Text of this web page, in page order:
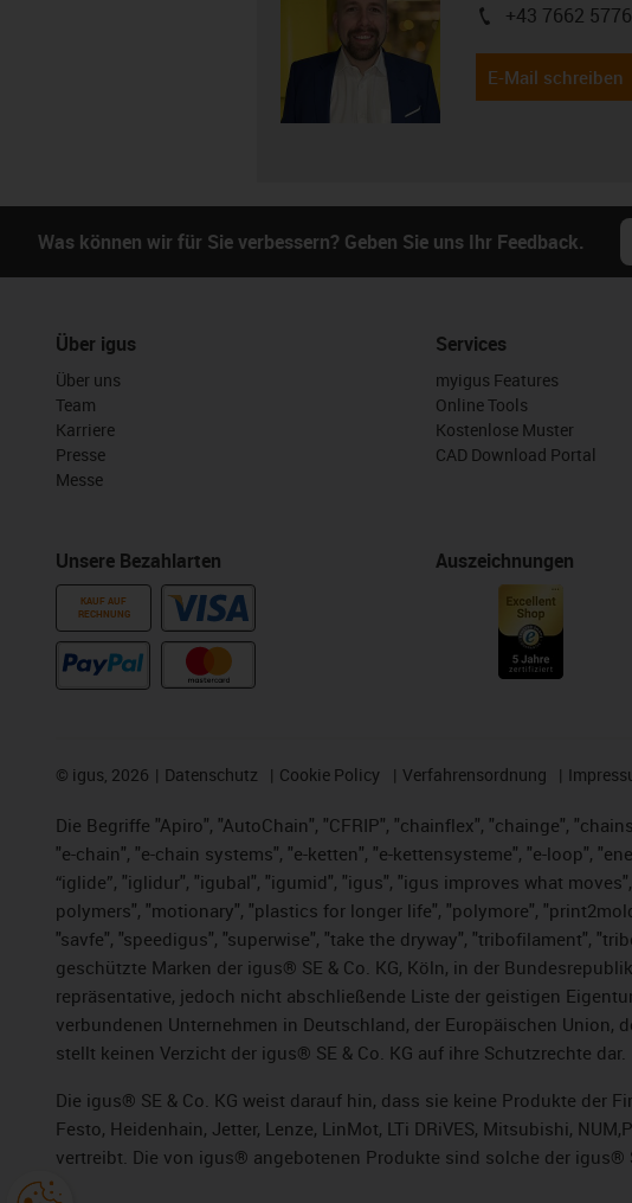
igus-icon-phone
+43 7662
E-Mail schreiben
Was können wir für Sie verbessern? Geben Sie uns Ihr Feedback.
Über igus
Über uns
Team
Karriere
Presse
Messe
Unsere Bezahlarten
KAUF AUF
RECHNUNG
Services
myigus Features
Online Tools
Kostenlose Muster
CAD Download Portal
Auszeichnungen
© igus, 2026 Datenschutz Cookie Policy Verfahrensordnung
Die Begriffe "Apiro", "AutoChain", "CFRIP", "chainflex", "chainge",
"e-chain", "e-chain systems", "e-ketten", "e-kettensysteme", "e-loop",
“iglide”, "iglidur", "igubal", "igumid", "igus", "igus improves what
polymers", "motionary", "plastics for longer life", "polymore",
"savfe", "speedigus", "superwise", "take the dryway", "tribofilament",
geschützte Marken der igus® SE & Co. KG, Köln, in der
repräsentative, jedoch nicht abschließende Liste der geistigen
verbundenen Unternehmen in Deutschland, der Europäischen Union,
stellt keinen Verzicht der igus® SE & Co. KG auf ihre Schutzrechte dar.
Die igus® SE & Co. KG weist darauf hin, dass sie keine Produkte der
Festo, Heidenhain, Jetter, Lenze, LinMot, LTi DRiVES, Mitsubishi,
vertreibt. Die von igus® angebotenen Produkte sind solche der igus®